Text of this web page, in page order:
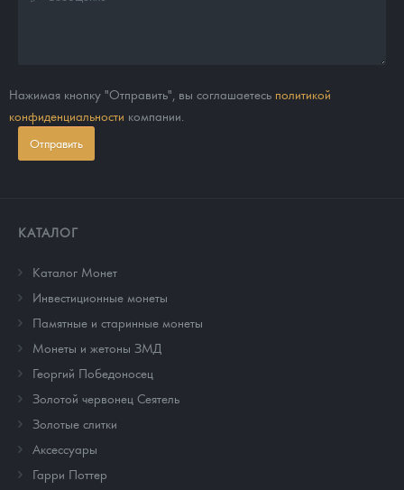
Нажимая кнопку "Отправить", вы соглашаетесь политикой
конфиденциальности компании.
Отправить
КАТАЛОГ
Каталог Монет
Инвестиционные монеты
Памятные и старинные монеты
Монеты и жетоны ЗМД
Георгий Победоносец
Золотой червонец Сеятель
Золотые слитки
Аксессуары
Гарри Поттер